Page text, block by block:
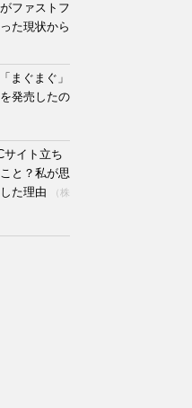
ファストフ
た現状から
まぐまぐ」
発売したの
サイト立ち
と？私が思
た理由
（株